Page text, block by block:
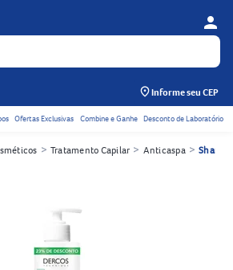
person
Informe seu CEP
Acessos rápidos do cabeçalho
Ofertas Exclusivas Combine e Ganhe Desconto de Laboratório
> Tratamento Capilar > Anticaspa >